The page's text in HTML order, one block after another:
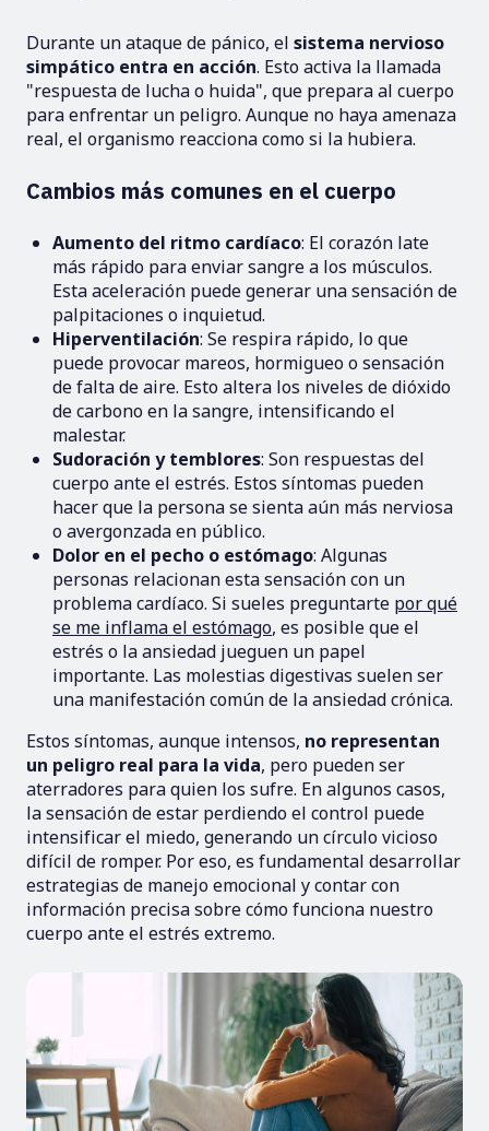
Durante un ataque de pánico, el sistema nervioso
simpático entra en acción. Esto activa la llamada
"respuesta de lucha o huida", que prepara al cuerpo
para enfrentar un peligro. Aunque no haya amenaza
real, el organismo reacciona como si la hubiera.
Cambios más comunes en el cuerpo
Aumento del ritmo cardíaco: El corazón late
más rápido para enviar sangre a los músculos.
Esta aceleración puede generar una sensación de
palpitaciones o inquietud.
Hiperventilación: Se respira rápido, lo que
puede provocar mareos, hormigueo o sensación
de falta de aire. Esto altera los niveles de dióxido
de carbono en la sangre, intensificando el
malestar.
Sudoración y temblores: Son respuestas del
cuerpo ante el estrés. Estos síntomas pueden
hacer que la persona se sienta aún más nerviosa
o avergonzada en público.
Dolor en el pecho o estómago: Algunas
personas relacionan esta sensación con un
problema cardíaco. Si sueles preguntarte por qué
se me inflama el estómago, es posible que el
estrés o la ansiedad jueguen un papel
importante. Las molestias digestivas suelen ser
una manifestación común de la ansiedad crónica.
Estos síntomas, aunque intensos, no representan
un peligro real para la vida, pero pueden ser
aterradores para quien los sufre. En algunos casos,
la sensación de estar perdiendo el control puede
intensificar el miedo, generando un círculo vicioso
difícil de romper. Por eso, es fundamental desarrollar
estrategias de manejo emocional y contar con
información precisa sobre cómo funciona nuestro
cuerpo ante el estrés extremo.